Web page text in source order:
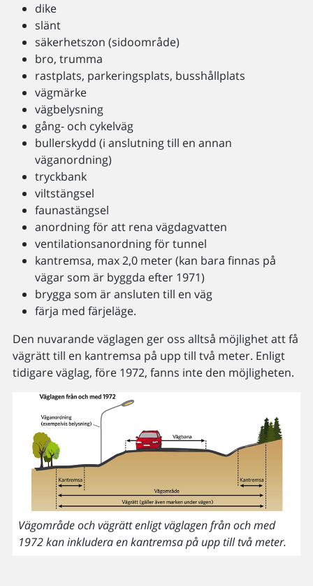
dike
slänt
säkerhetszon (sidoområde)
bro, trumma
rastplats, parkeringsplats, busshållplats
vägmärke
vägbelysning
gång- och cykelväg
bullerskydd (i anslutning till en annan
väganordning)
tryckbank
viltstängsel
faunastängsel
anordning för att rena vägdagvatten
ventilationsanordning för tunnel
kantremsa, max 2,0 meter (kan bara finnas på
vägar som är byggda efter 1971)
brygga som är ansluten till en väg
färja med färjeläge.
Den nuvarande väglagen ger oss alltså möjlighet att få
vägrätt till en kantremsa på upp till två meter. Enligt
tidigare väglag, före 1972, fanns inte den möjligheten.
Vägområde och vägrätt enligt väglagen från och med
1972 kan inkludera en kantremsa på upp till två meter.